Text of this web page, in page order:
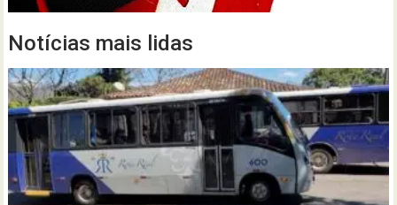
Notícias mais lidas